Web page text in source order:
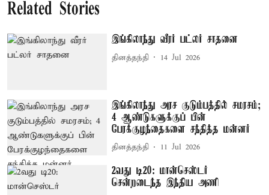
Related Stories
இங்கிலாந்து வீரர் பட்லர் சாதனை
தினத்தந்தி 14 Jul 2026
இங்கிலாந்து அரச குடும்பத்தில் சமரசம்;
4 ஆண்டுகளுக்குப் பின்
பேரக்குழந்தைகளை சந்தித்த மன்னர்
தினத்தந்தி 11 Jul 2026
2வது டி20: மான்செஸ்டர்
சென்றடைந்த இந்திய அணி